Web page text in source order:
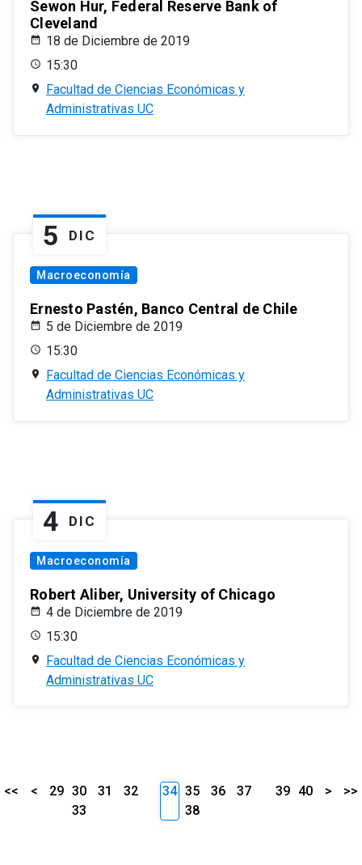
Sewon Hur, Federal Reserve Bank of
Cleveland
18 de Diciembre de 2019
15:30
Facultad de Ciencias Económicas y
Administrativas UC
5 DIC
Macroeconomía
Ernesto Pastén, Banco Central de Chile
5 de Diciembre de 2019
15:30
Facultad de Ciencias Económicas y
Administrativas UC
4 DIC
Macroeconomía
Robert Aliber, University of Chicago
4 de Diciembre de 2019
15:30
Facultad de Ciencias Económicas y
Administrativas UC
<< < 29 30 31
32
33
34 35 36
37
38
39 40 > >>